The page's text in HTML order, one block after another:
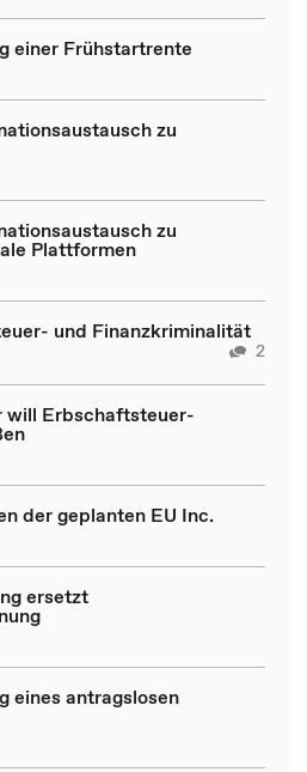
einer Frühstartrente
zu
zu
Plattformen
und Finanzkriminalität
2
will Erbschaftsteuer-
der geplanten EU Inc.
ersetzt
eines antragslosen